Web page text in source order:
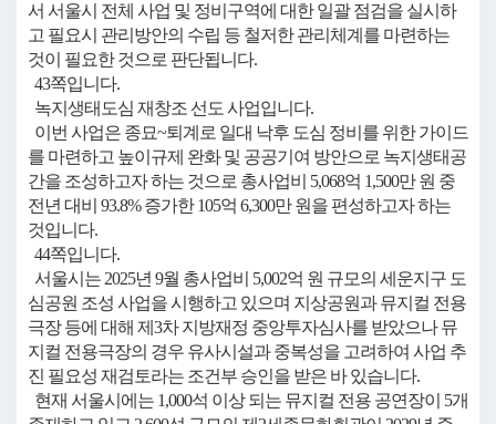
서 서울시 전체 사업 및 정비구역에 대한 일괄 점검을 실시하
고 필요시 관리방안의 수립 등 철저한 관리체계를 마련하는
것이 필요한 것으로 판단됩니다.
43쪽입니다.
녹지생태도심 재창조 선도 사업입니다.
이번 사업은 종묘~퇴계로 일대 낙후 도심 정비를 위한 가이드
를 마련하고 높이규제 완화 및 공공기여 방안으로 녹지생태공
간을 조성하고자 하는 것으로 총사업비 5,068억 1,500만 원 중
전년 대비 93.8% 증가한 105억 6,300만 원을 편성하고자 하는
것입니다.
44쪽입니다.
서울시는 2025년 9월 총사업비 5,002억 원 규모의 세운지구 도
심공원 조성 사업을 시행하고 있으며 지상공원과 뮤지컬 전용
극장 등에 대해 제3차 지방재정 중앙투자심사를 받았으나 뮤
지컬 전용극장의 경우 유사시설과 중복성을 고려하여 사업 추
진 필요성 재검토라는 조건부 승인을 받은 바 있습니다.
현재 서울시에는 1,000석 이상 되는 뮤지컬 전용 공연장이 5개